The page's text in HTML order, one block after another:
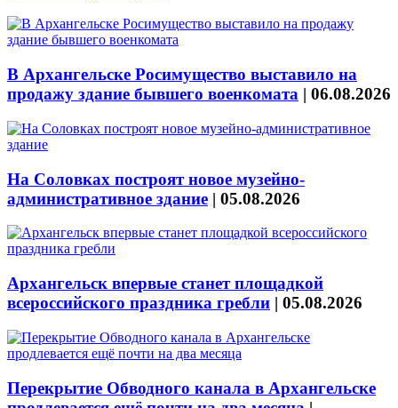
В Архангельске Росимущество выставило на
продажу здание бывшего военкомата | 06.08.2026
На Соловках построят новое музейно-
административное здание | 05.08.2026
Архангельск впервые станет площадкой
всероссийского праздника гребли | 05.08.2026
Перекрытие Обводного канала в Архангельске